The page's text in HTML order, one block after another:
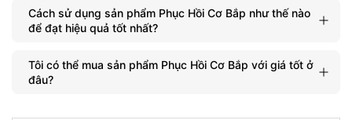
Phục Hồi Cơ Bắp phù hợp với đa dạng đối tượng người dùng từ
vận động viên chuyên nghiệp đến những người mới bắt đầu tập
Vận động viên thể thao: Những người tập luyện chuyên
Cách sử dụng sản phẩm Phục Hồi Cơ Bắp như thế nào
để đạt hiệu quả tốt nhất?
Tôi có thể mua sản phẩm Phục Hồi Cơ Bắp với giá tốt ở
đâu?